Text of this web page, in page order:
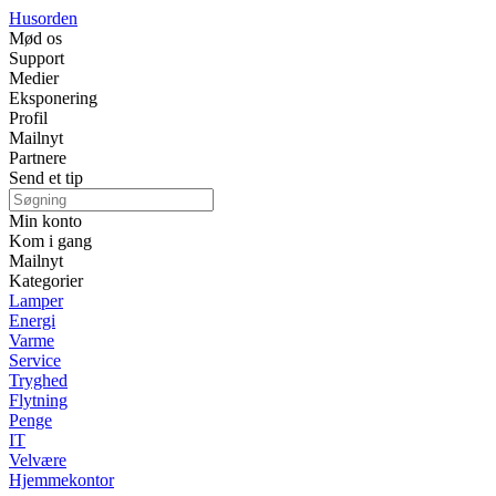
Husorden
Mød os
Support
Medier
Eksponering
Profil
Mailnyt
Partnere
Send et tip
Min konto
Kom i gang
Mailnyt
Kategorier
Lamper
Energi
Varme
Service
Tryghed
Flytning
Penge
IT
Velvære
Hjemmekontor